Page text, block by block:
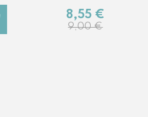
9,00 €
8,55 €